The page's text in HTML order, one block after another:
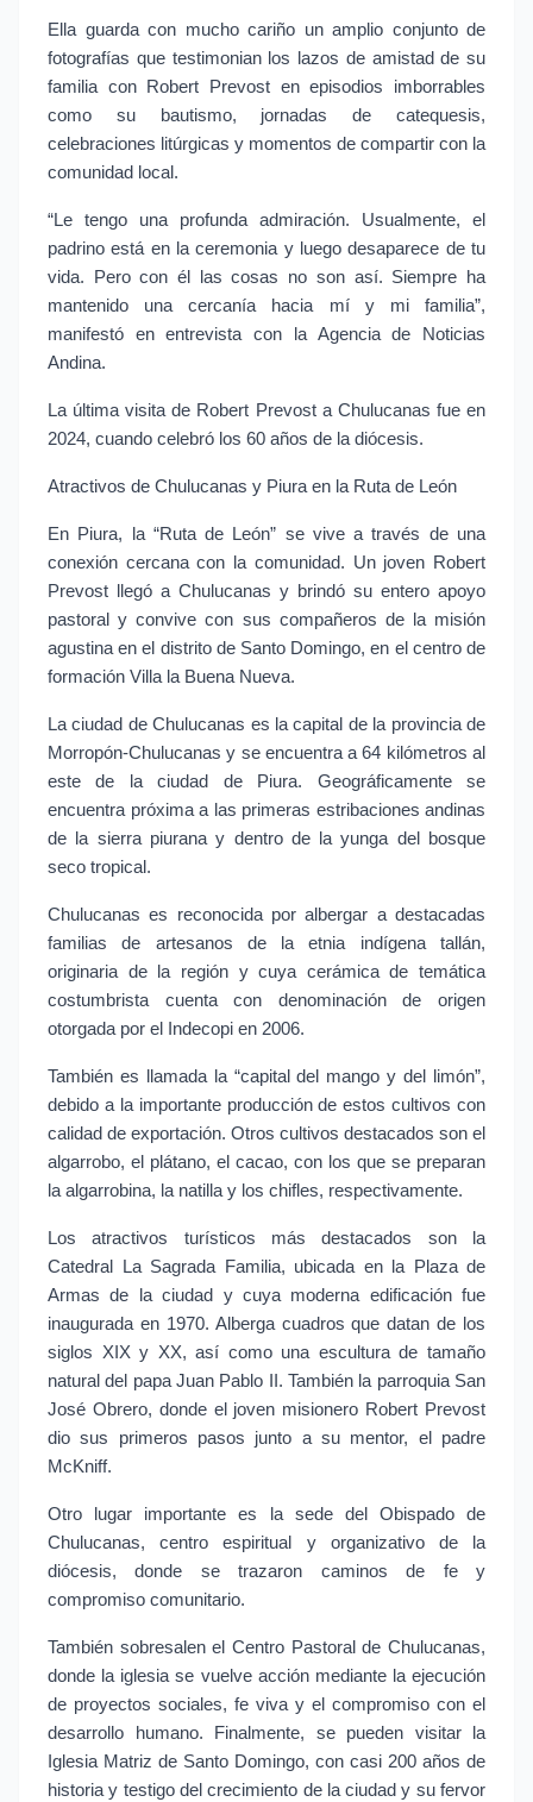
Ella guarda con mucho cariño un amplio conjunto de
fotografías que testimonian los lazos de amistad de su
familia con Robert Prevost en episodios imborrables
como su bautismo, jornadas de catequesis,
celebraciones litúrgicas y momentos de compartir con la
comunidad local.
“Le tengo una profunda admiración. Usualmente, el
padrino está en la ceremonia y luego desaparece de tu
vida. Pero con él las cosas no son así. Siempre ha
mantenido una cercanía hacia mí y mi familia”,
manifestó en entrevista con la Agencia de Noticias
Andina.
La última visita de Robert Prevost a Chulucanas fue en
2024, cuando celebró los 60 años de la diócesis.
Atractivos de Chulucanas y Piura en la Ruta de León
En Piura, la “Ruta de León” se vive a través de una
conexión cercana con la comunidad. Un joven Robert
Prevost llegó a Chulucanas y brindó su entero apoyo
pastoral y convive con sus compañeros de la misión
agustina en el distrito de Santo Domingo, en el centro de
formación Villa la Buena Nueva.
La ciudad de Chulucanas es la capital de la provincia de
Morropón-Chulucanas y se encuentra a 64 kilómetros al
este de la ciudad de Piura. Geográficamente se
encuentra próxima a las primeras estribaciones andinas
de la sierra piurana y dentro de la yunga del bosque
seco tropical.
Chulucanas es reconocida por albergar a destacadas
familias de artesanos de la etnia indígena tallán,
originaria de la región y cuya cerámica de temática
costumbrista cuenta con denominación de origen
otorgada por el Indecopi en 2006.
También es llamada la “capital del mango y del limón”,
debido a la importante producción de estos cultivos con
calidad de exportación. Otros cultivos destacados son el
algarrobo, el plátano, el cacao, con los que se preparan
la algarrobina, la natilla y los chifles, respectivamente.
Los atractivos turísticos más destacados son la
Catedral La Sagrada Familia, ubicada en la Plaza de
Armas de la ciudad y cuya moderna edificación fue
inaugurada en 1970. Alberga cuadros que datan de los
siglos XIX y XX, así como una escultura de tamaño
natural del papa Juan Pablo II. También la parroquia San
José Obrero, donde el joven misionero Robert Prevost
dio sus primeros pasos junto a su mentor, el padre
McKniff.
Otro lugar importante es la sede del Obispado de
Chulucanas, centro espiritual y organizativo de la
diócesis, donde se trazaron caminos de fe y
compromiso comunitario.
También sobresalen el Centro Pastoral de Chulucanas,
donde la iglesia se vuelve acción mediante la ejecución
de proyectos sociales, fe viva y el compromiso con el
desarrollo humano. Finalmente, se pueden visitar la
Iglesia Matriz de Santo Domingo, con casi 200 años de
historia y testigo del crecimiento de la ciudad y su fervor